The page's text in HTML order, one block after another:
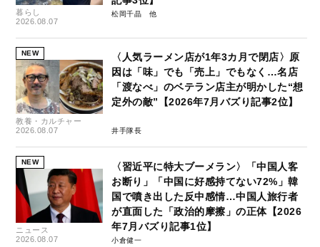
暮らし
2026.08.07
松岡千晶
NEW
教養・カルチャー
2026.08.07
〈人気ラーメン店が1年3カ月で閉店〉原
因は「味」でも「売上」でもなく…名店
「渡なべ」のベテラン店主が明かした“想
定外の敵”【2026年7月バズり記事2位】
井手隊長
NEW
ニュース
2026.08.07
〈習近平に特大ブーメラン〉「中国人客
お断り」「中国に好感持てない72%」韓
国で噴き出した反中感情…中国人旅行者
が直面した「政治的摩擦」の正体【2026
年7月バズり記事1位】
小倉健一